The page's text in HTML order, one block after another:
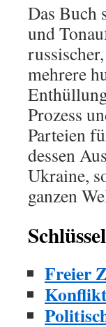
Das Buch
und
mehrere
Prozess
Parteien
dessen
Ukraine,
ganzen
Freier